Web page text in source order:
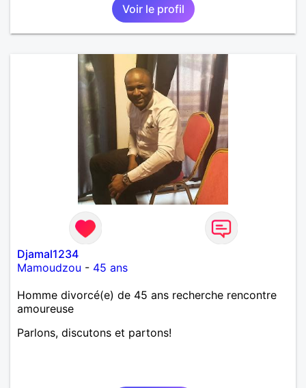
Voir le profil
Djamal1234
Mamoudzou - 45 ans
Homme divorcé(e) de 45 ans recherche rencontre
amoureuse
Parlons, discutons et partons!